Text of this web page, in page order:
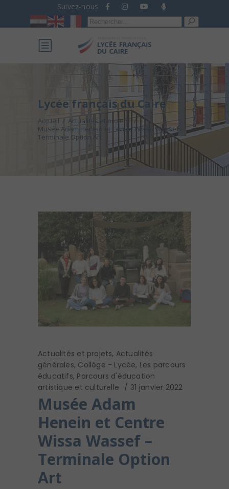
Suivez-nous
Recherche
pour :
Lycée français du Caire
Accueil / Actualités et projets
/
Musée Adam Henein et Centre Wissa Wassef –
Terminale Option Art
Actualités et projets, Actualités
générales, Collège - Lycée, Les parcours
éducatifs, Parcours d'éducation
artistique et culturelle
31 janvier 2022
Musée Adam
Henein et Centre
Wissa Wassef –
Terminale Option
Art